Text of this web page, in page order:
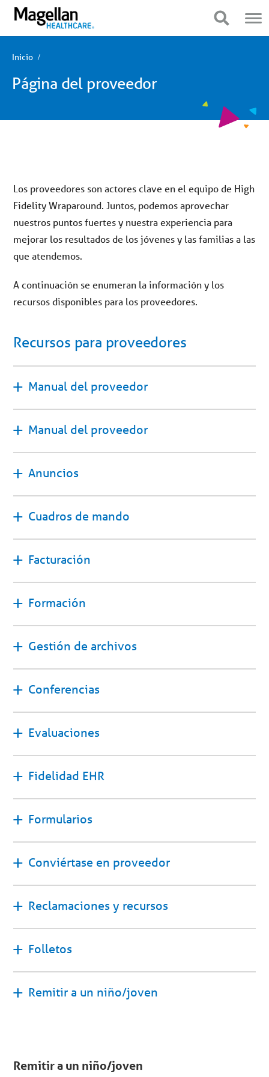
Haga
clic
móvil
Inicio
Página del proveedor
Los proveedores son actores clave en el equipo de High
Fidelity Wraparound. Juntos, podemos aprovechar
nuestros puntos fuertes y nuestra experiencia para
mejorar los resultados de los jóvenes y las familias a las
que atendemos.
A continuación se enumeran la información y los
recursos disponibles para los proveedores.
Recursos para proveedores
Manual del proveedor
Manual del proveedor
Anuncios
Cuadros de mando
Facturación
Formación
Gestión de archivos
Conferencias
Evaluaciones
Fidelidad EHR
Formularios
Conviértase en proveedor
Reclamaciones y recursos
Folletos
Remitir a un niño/joven
Remitir a un niño/joven